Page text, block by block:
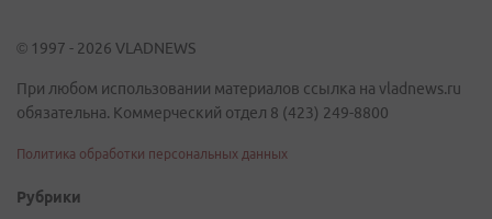
© 1997 - 2026 VLADNEWS
При любом использовании материалов ссылка на vladnews.ru
обязательна. Коммерческий отдел 8 (423) 249-8800
Политика обработки персональных данных
Рубрики